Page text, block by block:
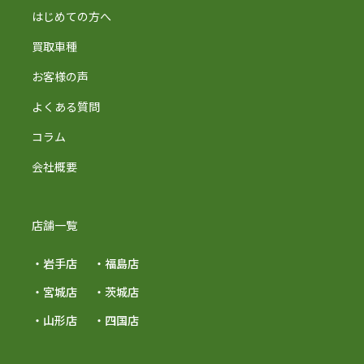
はじめての方へ
買取車種
お客様の声
よくある質問
コラム
会社概要
店舗一覧
・岩手店
・宮城店
・山形店
・福島店
・茨城店
・四国店